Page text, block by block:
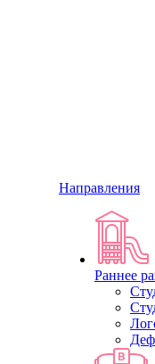
Направления
Раннее